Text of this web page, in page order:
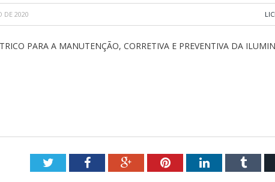
DE 2020
PARA A MANUTENÇÃO, CORRETIVA E PREVENTIVA DA
TwitterFacebookGoogle+PinterestLinkedIn